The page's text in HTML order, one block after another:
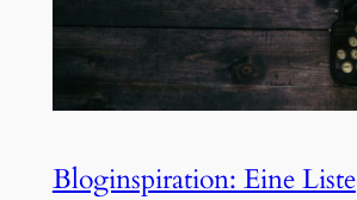
Bloginspiration: Eine Liste